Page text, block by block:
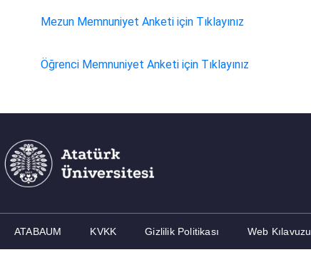
Mezun Memnuniyet Anketi için Tıklayınız
Öğrenci Memnuniyet Anketi için Tıklayınız
ATABAUM KVKK Gizlilik Politikası Web Kılavuzu